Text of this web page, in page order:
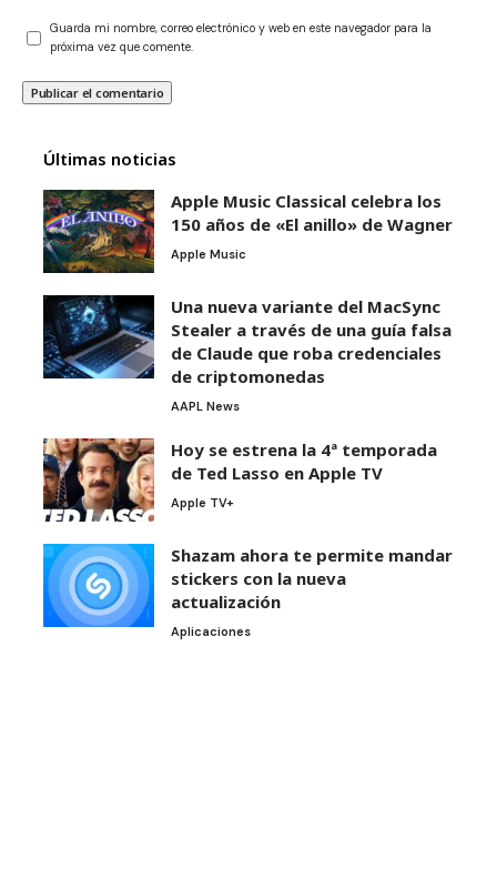
Guarda mi nombre, correo electrónico y web en este navegador para la
próxima vez que comente.
Últimas noticias
Apple Music Classical celebra los
150 años de «El anillo» de Wagner
Apple Music
Una nueva variante del MacSync
Stealer a través de una guía falsa
de Claude que roba credenciales
de criptomonedas
AAPL News
Hoy se estrena la 4ª temporada
de Ted Lasso en Apple TV
Apple TV+
Shazam ahora te permite mandar
stickers con la nueva
actualización
Aplicaciones